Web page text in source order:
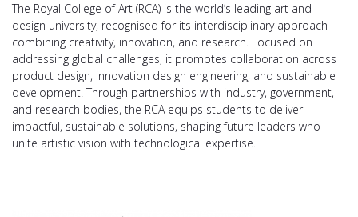
The Royal College of Art (RCA) is the world’s leading art and
design university, recognised for its interdisciplinary approach
combining creativity, innovation, and research. Focused on
addressing global challenges, it promotes collaboration across
product design, innovation design engineering, and sustainable
development. Through partnerships with industry, government,
and research bodies, the RCA equips students to deliver
impactful, sustainable solutions, shaping future leaders who
unite artistic vision with technological expertise.